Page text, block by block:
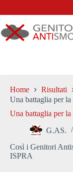
Home Risultati
Una battaglia per la
Una battaglia per la
G.AS.
Così i Genitori
ISPRA